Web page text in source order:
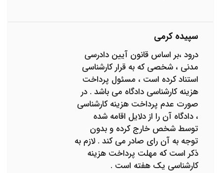
سپیده کرمی
درود ،بر اساس قانون آیین دادرسی
مدنی ، شخصی که به قرار کارشناسی
استناد کرده است ، مسئول پرداخت
هزینه کارشناسی دادگاه می باشد . در
صورت عدم پرداخت هزینه کارشناسی
، دادگاه آن را از دلایل اقامه شده
توسط شخص خارج کرده و بدون
توجه به آن رای صادر می کند . لازم به
ذکر است که مهلت پرداخت هزینه
کارشناسی یک هفته است .